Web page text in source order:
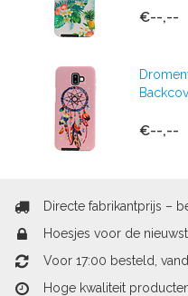
€--,--
€--,--
Directe fabrikantprijs –
Hoesjes voor de
Voor 17:00 besteld,
Hoge kwaliteit